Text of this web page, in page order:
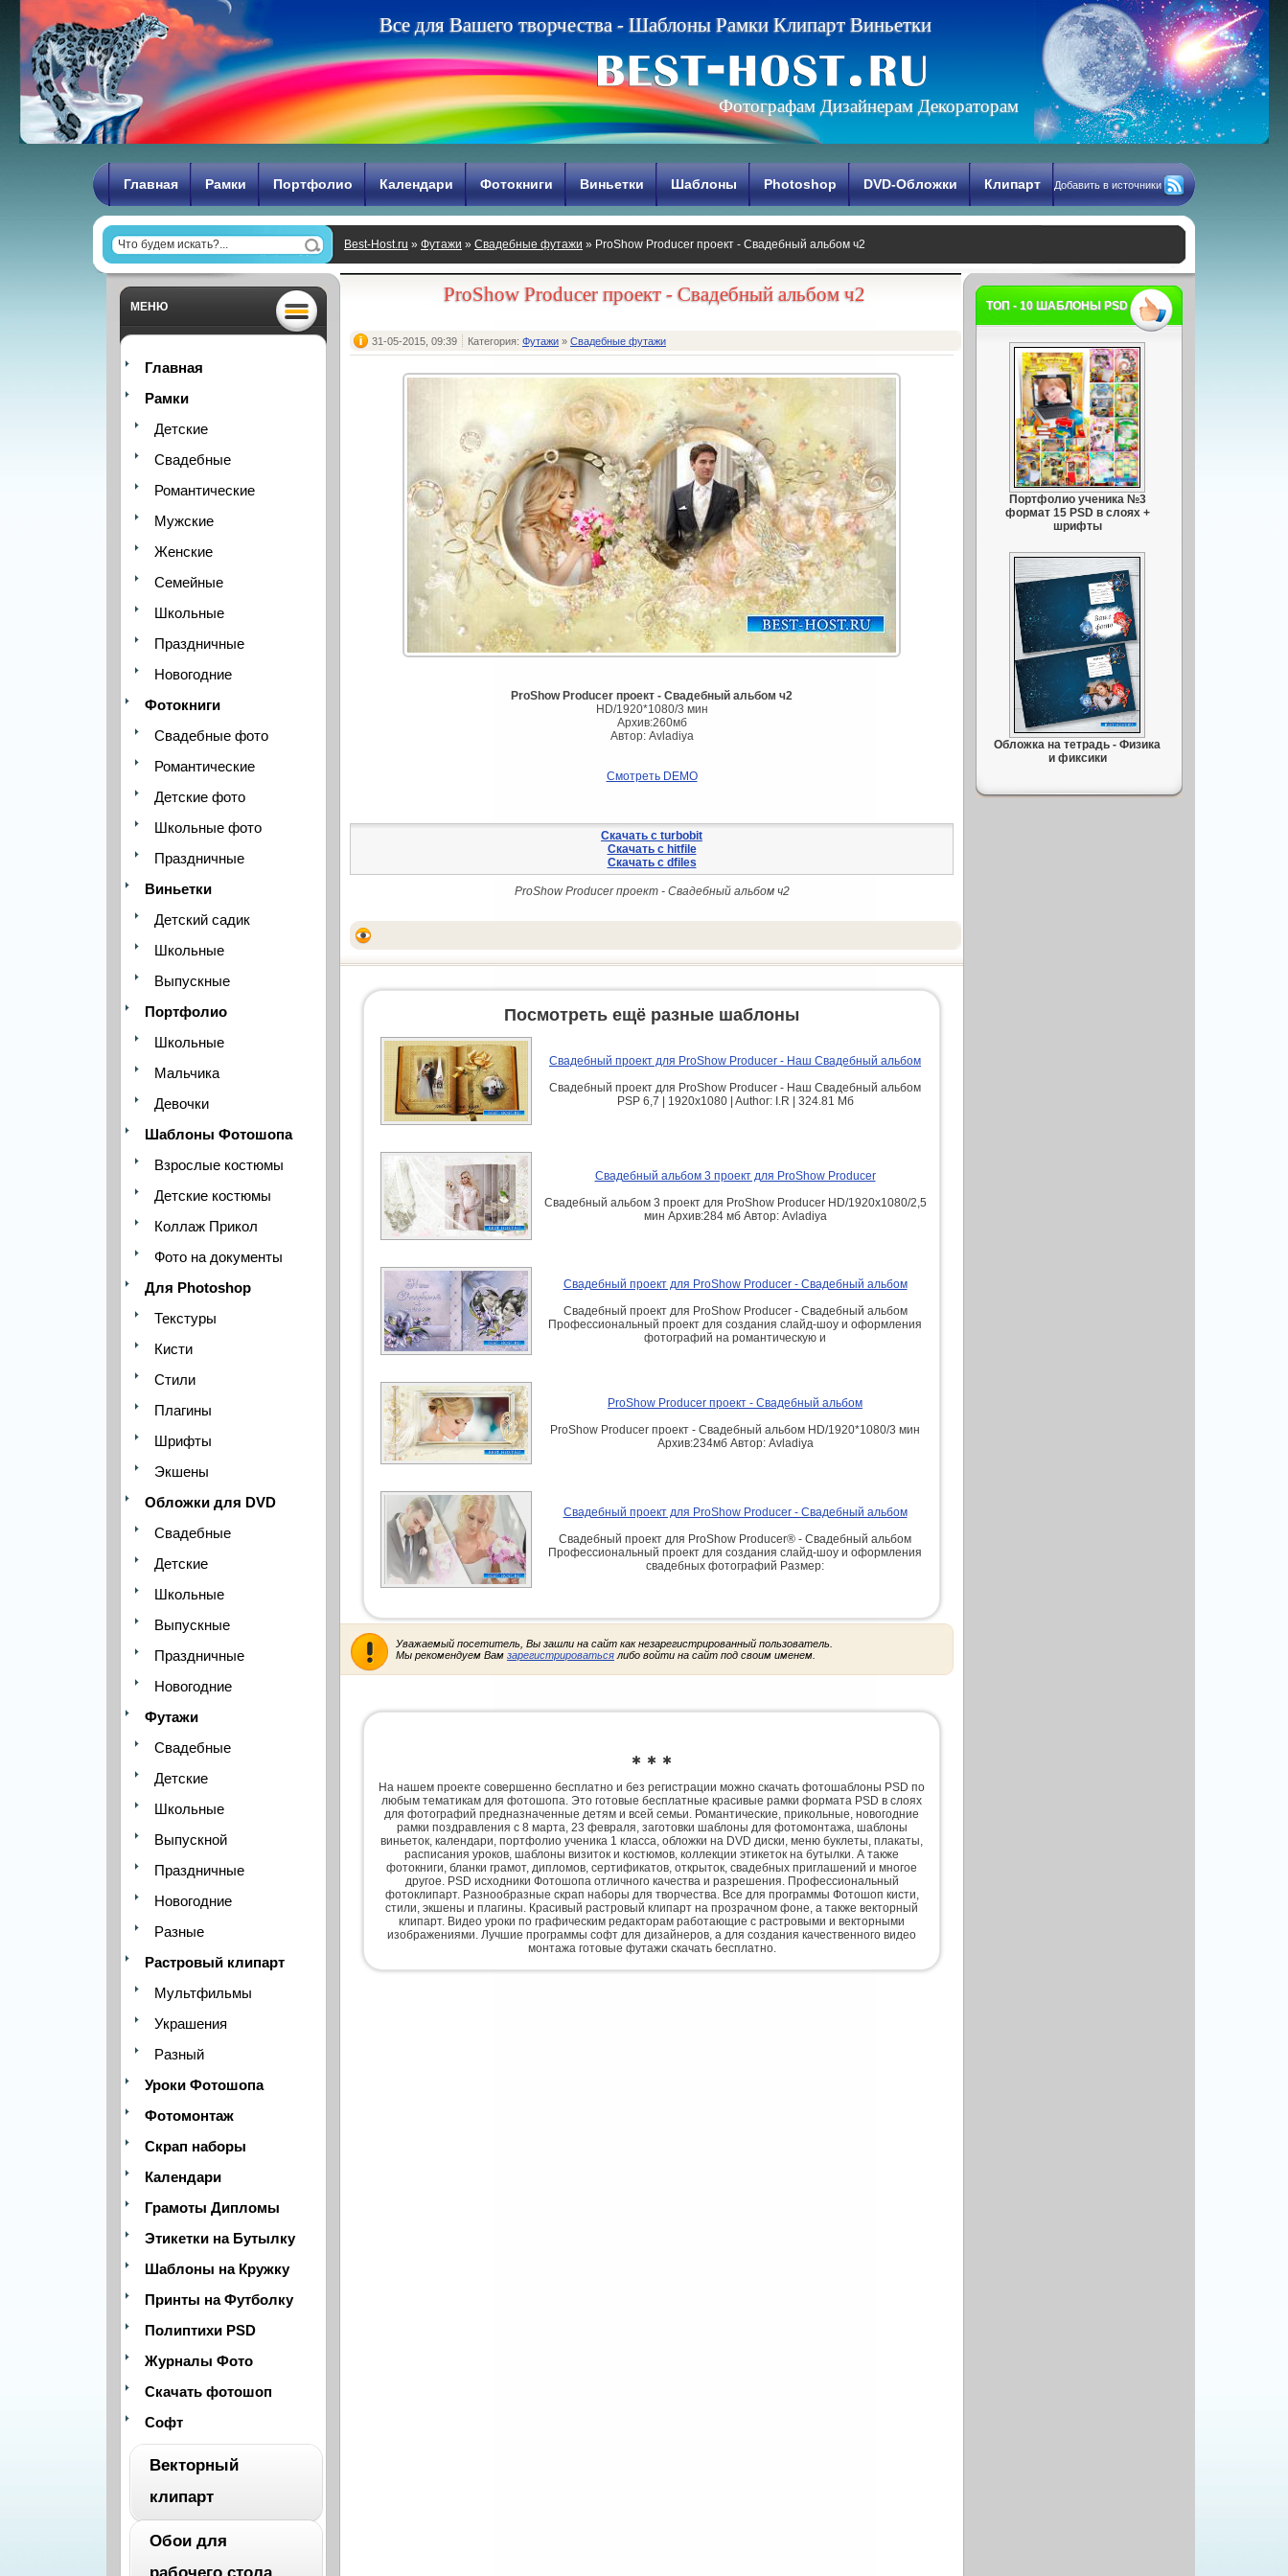
Все для Вашего творчества - Шаблоны Рамки Клипарт Виньетки
Фотографам Дизайнерам Декораторам
Главная Рамки Портфолио Календари Фотокниги Виньетки Шаблоны Photoshop DVD-Обложки Клипарт Добавить в источники
Best-Host.ru » Футажи » Свадебные футажи » ProShow Producer проект - Свадебный альбом ч2
МЕНЮ
Главная
Рамки
Детские
Свадебные
Романтические
Мужские
Женские
Семейные
Школьные
Праздничные
Новогодние
Фотокниги
Свадебные фото
Романтические
Детские фото
Школьные фото
Праздничные
Виньетки
Детский садик
Школьные
Выпускные
Портфолио
Школьные
Мальчика
Девочки
Шаблоны Фотошопа
Взрослые костюмы
Детские костюмы
Коллаж Прикол
Фото на документы
Для Photoshop
Текстуры
Кисти
Стили
Плагины
Шрифты
Экшены
Обложки для DVD
Свадебные
Детские
Школьные
Выпускные
Праздничные
Новогодние
Футажи
Свадебные
Детские
Школьные
Выпускной
Праздничные
Новогодние
Разные
Растровый клипарт
Мультфильмы
Украшения
Разный
Уроки Фотошопа
Фотомонтаж
Скрап наборы
Календари
Грамоты Дипломы
Этикетки на Бутылку
Шаблоны на Кружку
Принты на Футболку
Полиптихи PSD
Журналы Фото
Скачать фотошоп
Софт
Векторный
клипарт
Обои для
ProShow Producer проект - Свадебный альбом ч2
31-05-2015, 09:39 Категория: Футажи » Свадебные футажи
ProShow Producer проект - Свадебный альбом ч2
HD/1920*1080/3 мин
Архив:260мб
Автор: Avladiya
Смотреть DEMO
Скачать с turbobit
Скачать с hitfile
Скачать с dfiles
ProShow Producer проект - Свадебный альбом ч2
Посмотреть ещё разные шаблоны
Свадебный проект для ProShow Producer - Наш Свадебный альбом
Свадебный проект для ProShow Producer - Наш Свадебный альбом
PSP 6,7 | 1920x1080 | Author: I.R | 324.81 Мб
Свадебный альбом 3 проект для ProShow Producer
Свадебный альбом 3 проект для ProShow Producer HD/1920х1080/2,5
мин Архив:284 мб Автор: Avladiya
Свадебный проект для ProShow Producer - Свадебный альбом
Свадебный проект для ProShow Producer - Свадебный альбом
Профессиональный проект для создания слайд-шоу и оформления
фотографий на романтическую и
ProShow Producer проект - Свадебный альбом
ProShow Producer проект - Свадебный альбом HD/1920*1080/3 мин
Архив:234мб Автор: Avladiya
Свадебный проект для ProShow Producer - Свадебный альбом
Свадебный проект для ProShow Producer® - Свадебный альбом
Профессиональный проект для создания слайд-шоу и оформления
свадебных фотографий Размер:
Уважаемый посетитель, Вы зашли на сайт как незарегистрированный пользователь.
Мы рекомендуем Вам зарегистрироваться либо войти на сайт под своим именем.
✱ ✱ ✱
На нашем проекте совершенно бесплатно и без регистрации можно скачать фотошаблоны PSD по
любым тематикам для фотошопа. Это готовые бесплатные красивые рамки формата PSD в слоях
для фотографий предназначенные детям и всей семьи. Романтические, прикольные, новогодние
рамки поздравления с 8 марта, 23 февраля, заготовки шаблоны для фотомонтажа, шаблоны
виньеток, календари, портфолио ученика 1 класса, обложки на DVD диски, меню буклеты, плакаты,
расписания уроков, шаблоны визиток и костюмов, коллекции этикеток на бутылки. А также
фотокниги, бланки грамот, дипломов, сертификатов, открыток, свадебных приглашений и многое
другое. PSD исходники Фотошопа отличного качества и разрешения. Профессиональный
фотоклипарт. Разнообразные скрап наборы для творчества. Все для программы Фотошоп кисти,
стили, экшены и плагины. Красивый растровый клипарт на прозрачном фоне, а также векторный
клипарт. Видео уроки по графическим редакторам работающие с растровыми и векторными
изображениями. Лучшие программы софт для дизайнеров, а для создания качественного видео
монтажа готовые футажи скачать бесплатно.
ТОП - 10 ШАБЛОНЫ PSD
Портфолио ученика №3
формат 15 PSD в слоях +
шрифты
Обложка на тетрадь - Физика
и фиксики